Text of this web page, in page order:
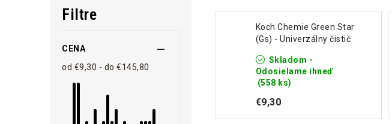
Filtre
CENA
od €9,30 - do €145,80
Koch Chemie Green Star
(Gs) - Univerzálny čistič
Skladom -
Odosielame ihneď
(558 ks)
€9,30